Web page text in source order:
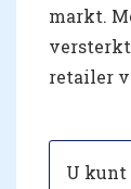
markt.
retailer
U kunt